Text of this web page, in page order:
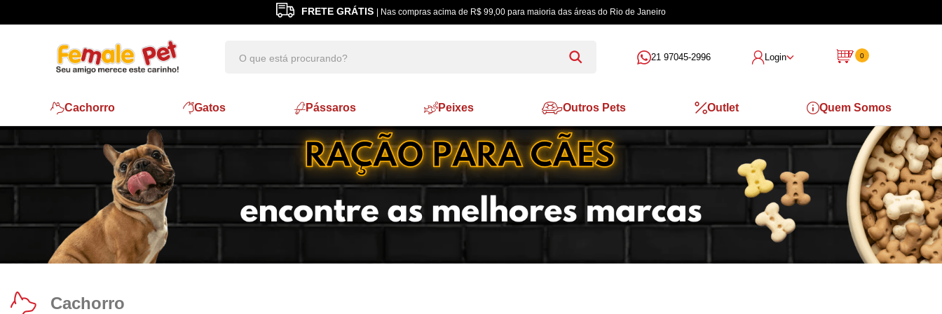
FRETE GRÁTIS | Nas compras acima de R$ 99,00 para maioria das áreas do Rio de Janeiro
21 97045-2996 Login 0
Cachorro Gatos Pássaros Peixes Outros Pets Outlet Quem Somos
Cachorro